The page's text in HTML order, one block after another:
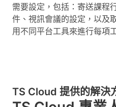
需要設定，包括：寄送課程
件、視訊會議的設定，以及
用不同平台工具來進行每項
TS Cloud 提供的解決